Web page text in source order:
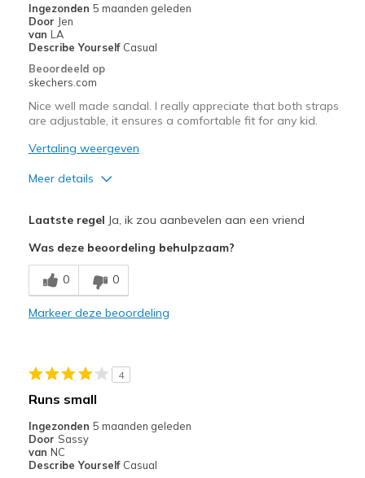
Width
Sizing
Feels true to size
View On Shoes
Ingezonden 5 maanden geleden
Door Jen
van LA
Describe Yourself Casual
Beoordeeld op
skechers.com
Nice well made sandal. I really appreciate that both straps
are adjustable, it ensures a comfortable fit for any kid.
Vertaling weergeven
Meer details
Comfortable
Stylish
Laatste regel Ja, ik zou aanbevelen aan een vriend
Was deze beoordeling behulpzaam?
0 0
Markeer deze beoordeling
4
Runs small
Ingezonden 5 maanden geleden
Door Sassy
van NC
Describe Yourself Casual